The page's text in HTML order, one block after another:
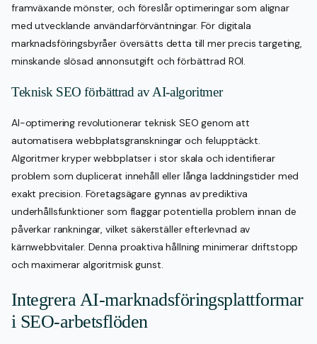
framväxande mönster, och föreslår optimeringar som alignar
med utvecklande användarförväntningar. För digitala
marknadsföringsbyråer översätts detta till mer precis targeting,
minskande slösad annonsutgift och förbättrad ROI.
Teknisk SEO förbättrad av AI-algoritmer
AI-optimering revolutionerar teknisk SEO genom att
automatisera webbplatsgranskningar och felupptäckt.
Algoritmer kryper webbplatser i stor skala och identifierar
problem som duplicerat innehåll eller långa laddningstider med
exakt precision. Företagsägare gynnas av prediktiva
underhållsfunktioner som flaggar potentiella problem innan de
påverkar rankningar, vilket säkerställer efterlevnad av
kärnwebbvitaler. Denna proaktiva hållning minimerar driftstopp
och maximerar algoritmisk gunst.
Integrera AI-marknadsföringsplattformar
i SEO-arbetsflöden